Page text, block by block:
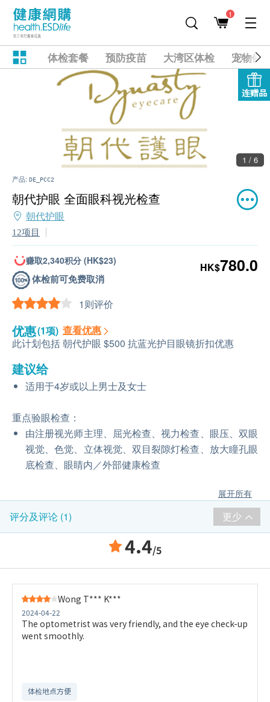
1
体检套餐 预防疫苗 大湾区体检 宠物健
连赠品
1 / 6
产品: DE_PCC2
朝代护眼 全面眼科视光检查
朝代护眼
12项目
赚取2,340积分 (HK$23)
体检前可免费取消
1则评价
HK$780.0
优惠(1项) 查看优惠
此计划包括 朝代护眼 $500 抗蓝光护目眼镜折扣优惠
建议给
适用于4岁或以上男士及女士
重点验眼检查：
由注册视光师主理、屈光检查、视力检查、眼压、双眼
视觉、色觉、立体视觉、双目裂隙灯检查、放大瞳孔眼
底检查、眼睛内／外部健康检查
展开所有
评分及评论 (1) 更少
4.4/5
Wong T*** K***
2024-04-22
The optometrist was very friendly, and the eye check-up
went smoothly.
体检地点方便